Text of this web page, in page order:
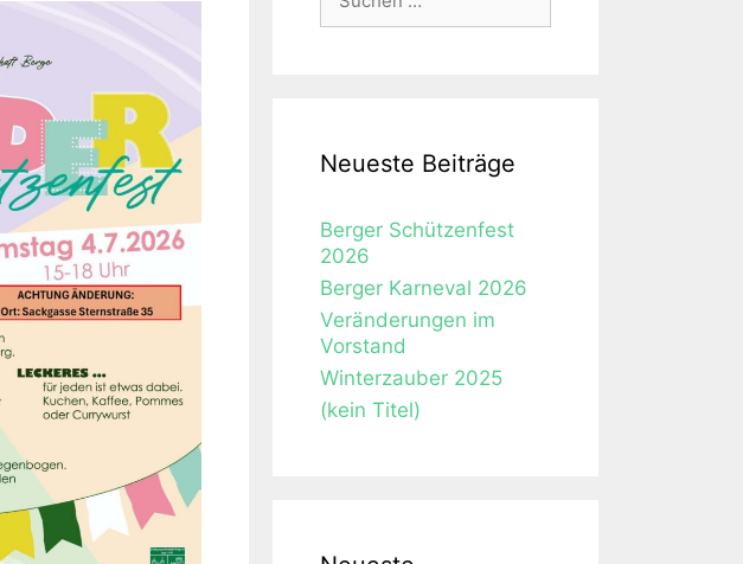
nach:
Neueste Beiträge
Berger Schützenfest
2026
Berger Karneval 2026
Veränderungen im
Vorstand
Winterzauber 2025
(kein Titel)